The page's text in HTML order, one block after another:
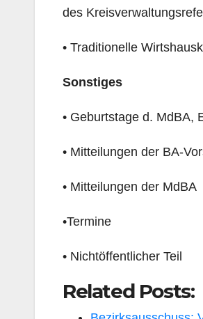
des
• Traditionelle
Sonstiges
• Geburtstage d. MdBA,
• Mitteilungen der BA-
• Mitteilungen der MdBA
•Termine
• Nichtöffentlicher Teil
Related Posts: